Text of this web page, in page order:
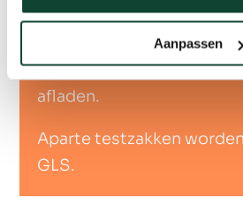
Aanpassen
Let op:de chauffeur
en kan dus NIET helpen
legen en de losse zakken
afladen.
Aparte testzakken
GLS.